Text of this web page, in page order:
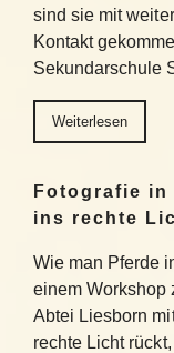
sind sie mit
Kontakt
Sekundarschule
Weiterlesen
Fotografie in
ins rechte
Wie man Pferde
einem Workshop
Abtei Liesborn
rechte Licht